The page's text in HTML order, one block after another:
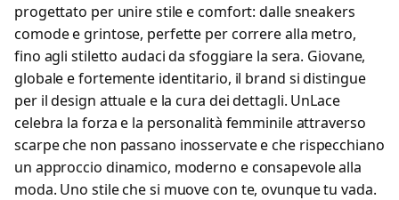
progettato per unire stile e comfort: dalle sneakers
comode e grintose, perfette per correre alla metro,
fino agli stiletto audaci da sfoggiare la sera. Giovane,
globale e fortemente identitario, il brand si distingue
per il design attuale e la cura dei dettagli. UnLace
celebra la forza e la personalità femminile attraverso
scarpe che non passano inosservate e che rispecchiano
un approccio dinamico, moderno e consapevole alla
moda. Uno stile che si muove con te, ovunque tu vada.